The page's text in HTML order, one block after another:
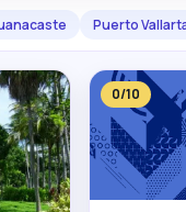
Puerto
0/10